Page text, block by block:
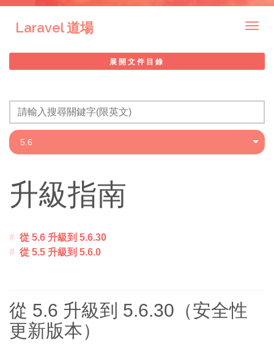
Laravel 道場
展開文件目錄
升級指南
從 5.6 升級到 5.6.30
從 5.5 升級到 5.6.0
從 5.6 升級到 5.6.30（安全性
更新版本）